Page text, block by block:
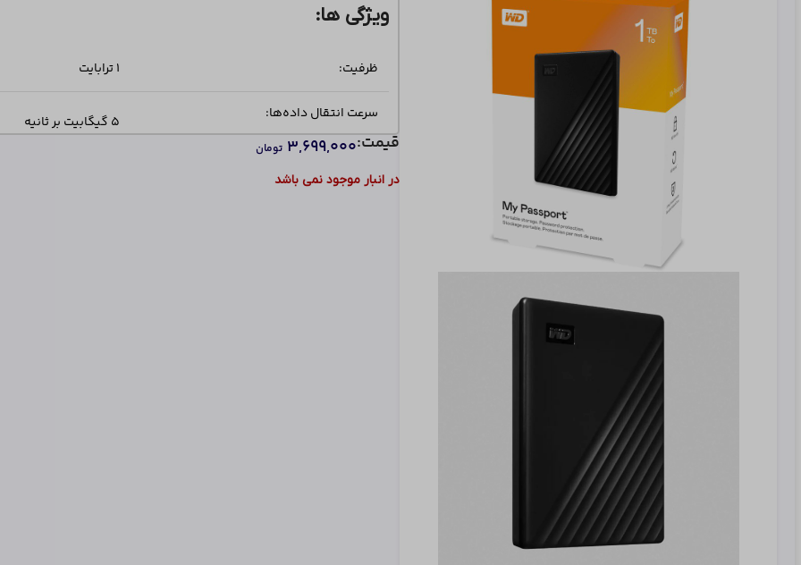
ویژگی ها:
ظرفیت: 1 ترابایت
سرعت انتقال داده‌ها: ۵ گیگابیت بر ثانیه
سازگار با سیستم‌ عامل‌های:
در انبار موجود نمی باشد
قیمت:۳,۶۹۹,۰۰۰ تومان